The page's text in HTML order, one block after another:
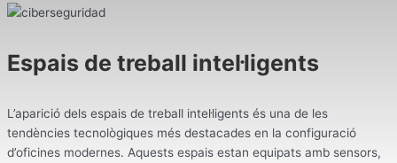
Espais de treball intel·ligents
L’aparició dels espais de treball intel·ligents és una de les
tendències tecnològiques més destacades en la configuració
d’oficines modernes. Aquests espais estan equipats amb sensors,